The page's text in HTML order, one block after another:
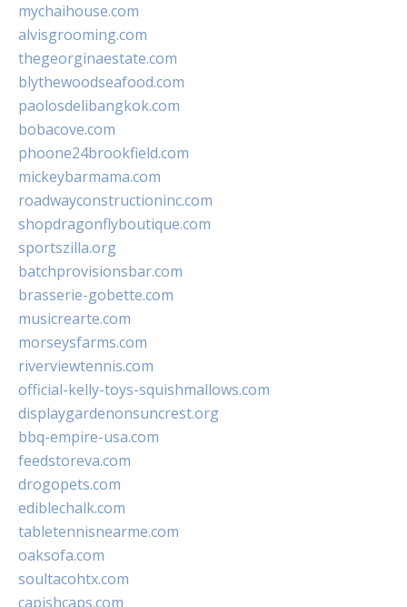
mychaihouse.com
alvisgrooming.com
thegeorginaestate.com
blythewoodseafood.com
paolosdelibangkok.com
bobacove.com
phoone24brookfield.com
mickeybarmama.com
roadwayconstructioninc.com
shopdragonflyboutique.com
sportszilla.org
batchprovisionsbar.com
brasserie-gobette.com
musicrearte.com
morseysfarms.com
riverviewtennis.com
official-kelly-toys-squishmallows.com
displaygardenonsuncrest.org
bbq-empire-usa.com
feedstoreva.com
drogopets.com
ediblechalk.com
tabletennisnearme.com
oaksofa.com
soultacohtx.com
capishcaps.com